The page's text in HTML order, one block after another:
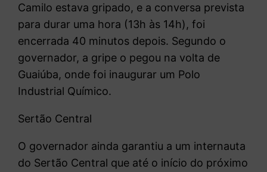
Camilo estava gripado, e a conversa prevista
para durar uma hora (13h às 14h), foi
encerrada 40 minutos depois. Segundo o
governador, a gripe o pegou na volta de
Guaiúba, onde foi inaugurar um Polo
Industrial Químico.
Sertão Central
O governador ainda garantiu a um internauta
do Sertão Central que até o início do próximo